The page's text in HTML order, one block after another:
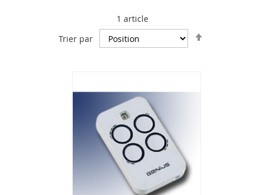
1 article
Trier par